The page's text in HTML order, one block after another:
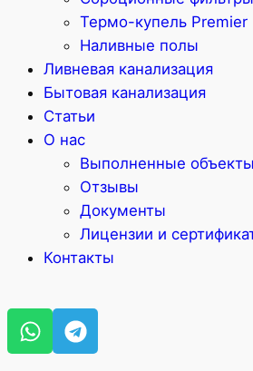
Термо-купель Premier
Наливные полы
Ливневая канализация
Бытовая канализация
Статьи
О нас
Выполненные объекты
Отзывы
Документы
Лицензии и
Контакты